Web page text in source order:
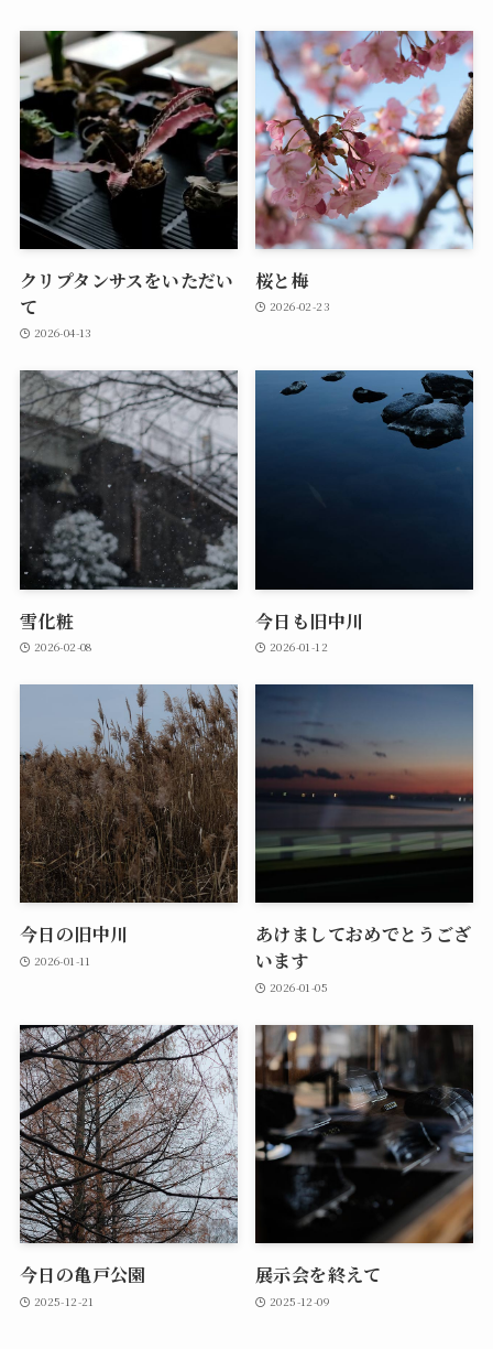
クリプタンサスをいただい
て
2026-04-13
桜と梅
2026-02-23
雪化粧
2026-02-08
今日も旧中川
2026-01-12
今日の旧中川
2026-01-11
あけましておめでとうござ
います
2026-01-05
今日の亀戸公園
2025-12-21
展示会を終えて
2025-12-09